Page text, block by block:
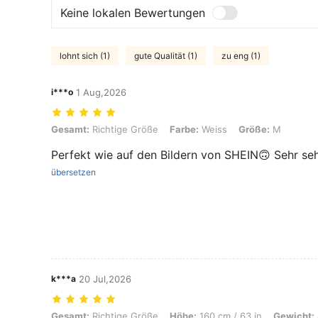
Keine lokalen Bewertungen
lohnt sich (1) gute Qualität (1) zu eng (1)
i***o 1 Aug,2026
Gesamt: Richtige Größe, Farbe: Weiss, Größe: M
Gesamt: Richtige Größe Farbe: Weiss Größe: M
Perfekt wie auf den Bildern von SHEIN🙃 Sehr
übersetzen
k***a 20 Jul,2026
Gesamt: Richtige Größe, Höhe: 160 cm / 63 in, Gewicht: 45 kg / 99